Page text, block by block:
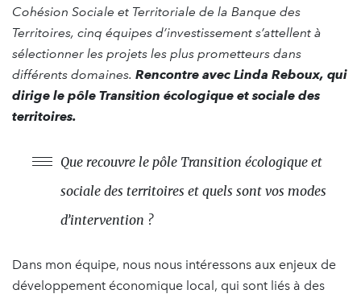
Cohésion Sociale et Territoriale de la Banque des
Territoires, cinq équipes d’investissement s’attellent à
sélectionner les projets les plus prometteurs dans
différents domaines. Rencontre avec Linda Reboux, qui
dirige le pôle Transition écologique et sociale des
territoires.
Que recouvre le pôle Transition écologique et
sociale des territoires et quels sont vos modes
d’intervention ?
Dans mon équipe, nous nous intéressons aux enjeux de
développement économique local, qui sont liés à des